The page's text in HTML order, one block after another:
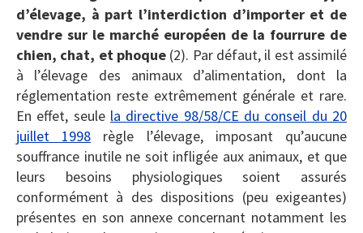
d’élevage, à part l’interdiction d’importer et de
vendre sur le marché européen de la fourrure de
chien, chat, et phoque (2). Par défaut, il est assimilé
à l’élevage des animaux d’alimentation, dont la
réglementation reste extrêmement générale et rare.
En effet, seule la directive 98/58/CE du conseil du 20
juillet 1998 règle l’élevage, imposant qu’aucune
souffrance inutile ne soit infligée aux animaux, et que
leurs besoins physiologiques soient assurés
conformément à des dispositions (peu exigeantes)
présentes en son annexe concernant notamment les